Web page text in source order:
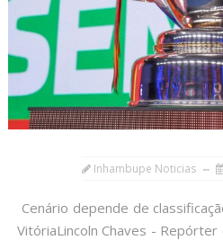
Inhambupe Noticias
Cenário depende de
VitóriaLincoln Chaves - Repórter